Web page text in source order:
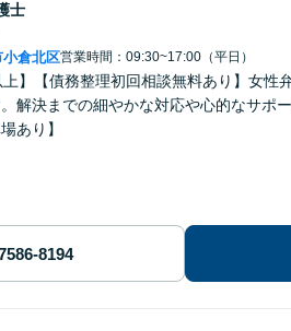
士
倉北区営業時間：09:30~17:00（平日）
上】【債務整理初回相談無料あり】女
解決までの細やかな対応や心的なサポ
あり】